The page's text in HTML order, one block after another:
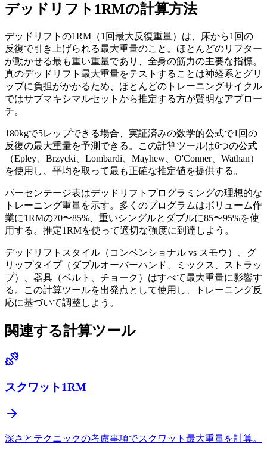
デッドリフト1RMの計算方法
デッドリフトの1RM（1回最大反復重量）は、床から1回の
反復で引き上げられる最大重量のこと。ほとんどのリフター
が動かせる最も重い重量であり、全身の筋力の主要な指標。
真のデッドリフト最大重量をテストすることは神経系とグリ
ップに負担がかかるため、ほとんどのトレーニングサイクル
ではサブマキシマルセットから推定する方が賢明なアプロー
チ。
180kgで5レップできる場合、実証済みの数学的公式で1回の
反復の最大重量を予測できる。この計算ツールは6つの公式
（Epley、Brzycki、Lombardi、Mayhew、O'Conner、Wathan）
を使用し、平均を取って最も正確な推定値を提供する。
パーセンテージ表はデッドリフトプログラミングの理想的な
トレーニング重量を示す。多くのプログラムはボリューム作
業に1RMの70〜85%、重いシングルとダブルに85〜95%を使
用する。推定1RMを使って適切な強度に到達しよう。
デッドリフトスタイル（コンベンショナル vs スモウ）、グ
リップタイプ（ダブルオーバーハンド、ミックス、ストラッ
プ）、器具（ベルト、チョーク）はすべて最大重量に影響す
る。この計算ツールを出発点として使用し、トレーニング反
応に基づいて調整しよう。
関連する計算ツール
スクワット1RM
深さとテクニックの考慮事項でスクワット最大重量を計算。